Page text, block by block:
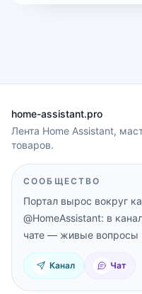
home-assistant.pro
Лента Home Assistant,
товаров.
СООБЩЕСТВО
Портал вырос вокруг
@HomeAssistant: в
чате — живые вопросы
Канал Чат